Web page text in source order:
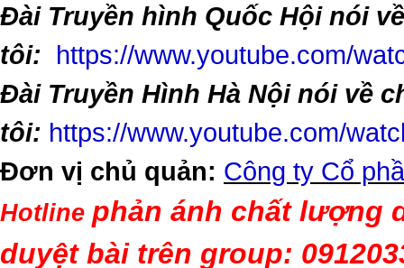
Đài Truyền hình Quốc Hội nói
tôi:
https://www.youtube.com/
Đài Truyền Hình Hà Nội nói về
tôi: https://www.youtube.com/
Đơn vị chủ quản: Công ty Cổ
Hotline phản ánh chất lượng
duyệt bài trên group: